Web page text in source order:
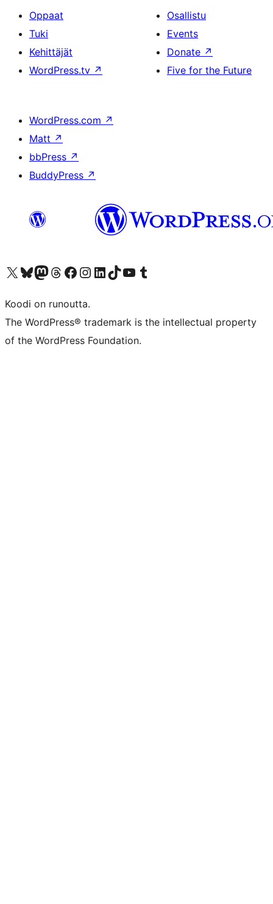
Oppaat
Tuki
Kehittäjät
WordPress.tv ↗
Osallistu
Events
Donate ↗
Five for the Future
WordPress.com ↗
Matt ↗
bbPress ↗
BuddyPress ↗
Visit our X (formerly Twitter) account
Visit our Bluesky account
Visit our Mastodon account
Visit our Threads account
Visit our Facebook page
Visit our Instagram account
Visit our LinkedIn account
Visit our TikTok account
Näytä YouTube-kanava
Visit our Tumblr account
Koodi on runoutta.
The WordPress® trademark is the intellectual property
of the WordPress Foundation.